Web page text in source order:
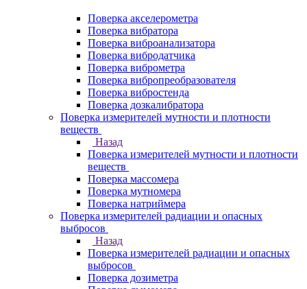
Поверка акселерометра
Поверка вибратора
Поверка виброанализатора
Поверка вибродатчика
Поверка виброметра
Поверка вибропреобразователя
Поверка вибростенда
Поверка дозкалибратора
Поверка измерителей мутности и плотности
веществ
Назад
Поверка измерителей мутности и плотности
веществ
Поверка массомера
Поверка мутномера
Поверка натриймера
Поверка измерителей радиации и опасных
выбросов
Назад
Поверка измерителей радиации и опасных
выбросов
Поверка дозиметра